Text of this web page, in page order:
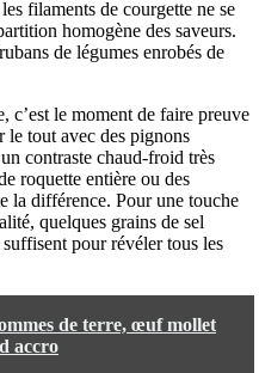
filaments de courgette ne se
homogène des saveurs.
de légumes enrobés de
c’est le moment de faire preuve
le tout avec des pignons
contraste chaud-froid très
roquette entière ou des
la différence. Pour une touche
quelques grains de sel
pour révéler tous les
de terre, œuf mollet
accro